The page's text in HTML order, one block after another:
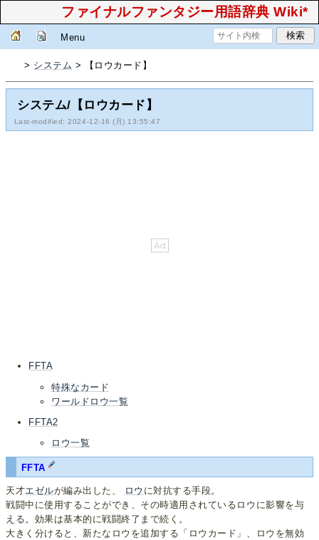
ファイナルファンタジー用語辞典 Wiki*
Menu
> システム > 【ロウカード】
システム/【ロウカード】
Last-modified: 2024-12-16 (月) 13:55:47
FFTA
特殊なカード
ワールドロウ一覧
FFTA2
ロウ一覧
FFTA
天才エゼルが編み出した、 ロウ に対抗する手段。
戦闘中に使用することができ、その時適用されているロウに影響を与
える。効果は基本的に戦闘終了まで続く。
大きく分けると、新たなロウを追加する「ロウカード」、ロウを無効